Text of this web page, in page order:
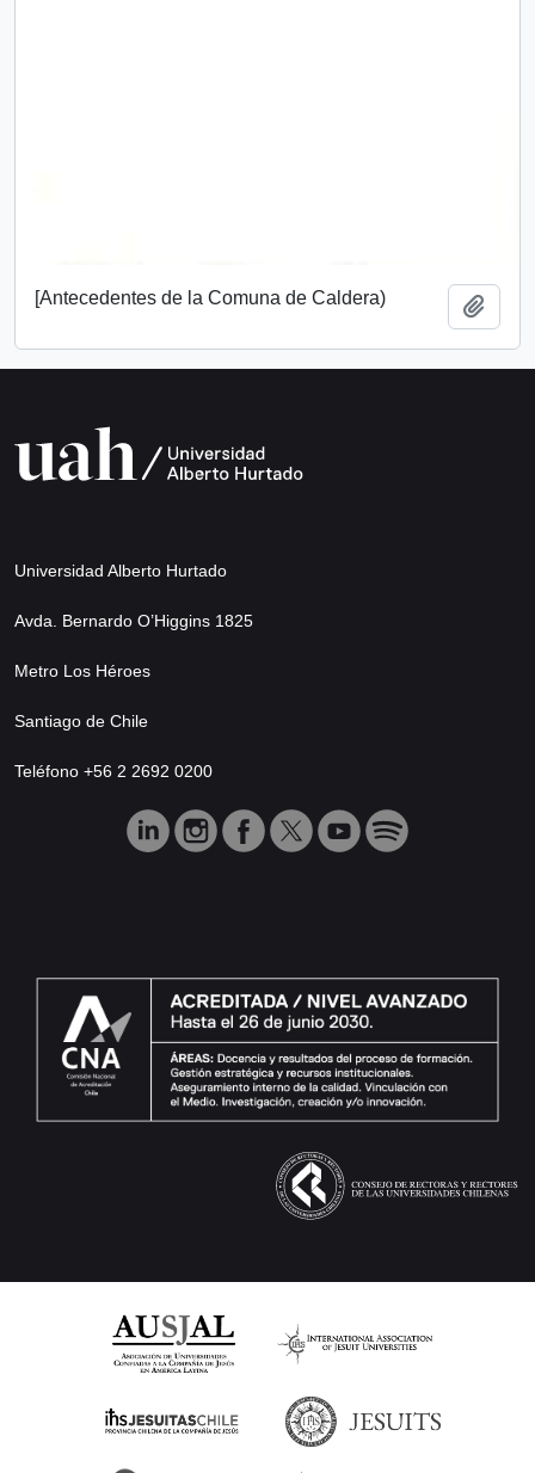
[Antecedentes de la Comuna de Caldera)
Universidad Alberto Hurtado
Avda. Bernardo O’Higgins 1825
Metro Los Héroes
Santiago de Chile
Teléfono +56 2 2692 0200